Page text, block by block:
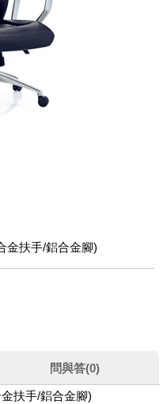
金扶手/鋁合金腳)
問與答(0)
扶手/鋁合金腳)